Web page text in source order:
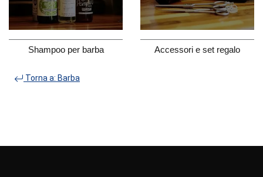
Shampoo per barba Accessori e set regalo
Torna a: Barba